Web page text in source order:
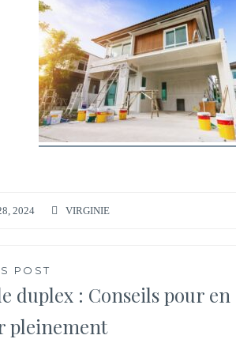
2024 VIRGINIE
POST
duplex : Conseils pour en
pleinement